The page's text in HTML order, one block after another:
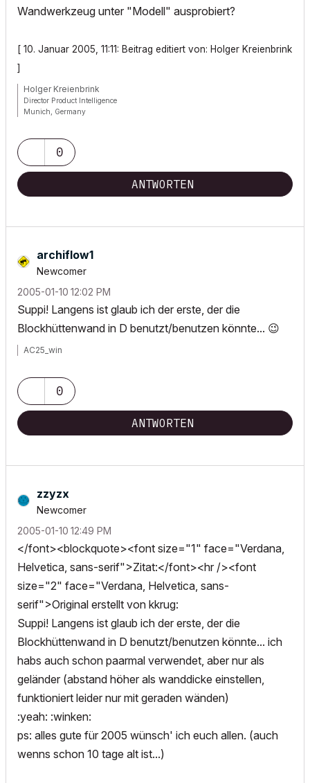
Wandwerkzeug unter "Modell" ausprobiert?
[ 10. Januar 2005, 11:11: Beitrag editiert von: Holger Kreienbrink
]
Holger Kreienbrink
Director Product Intelligence
Munich, Germany
0
ANTWORTEN
archiflow1
Newcomer
‎2005-01-10 12:02 PM
Suppi! Langens ist glaub ich der erste, der die
Blockhüttenwand in D benutzt/benutzen könnte... 😉
AC25_win
0
ANTWORTEN
zzyzx
Newcomer
‎2005-01-10 12:49 PM
</font><blockquote><font size="1" face="Verdana,
Helvetica, sans-serif">Zitat:</font><hr /><font
size="2" face="Verdana, Helvetica, sans-
serif">Original erstellt von kkrug:
Suppi! Langens ist glaub ich der erste, der die
Blockhüttenwand in D benutzt/benutzen könnte... ich
habs auch schon paarmal verwendet, aber nur als
geländer (abstand höher als wanddicke einstellen,
funktioniert leider nur mit geraden wänden)
:yeah: :winken:
ps: alles gute für 2005 wünsch' ich euch allen. (auch
wenns schon 10 tage alt ist...)